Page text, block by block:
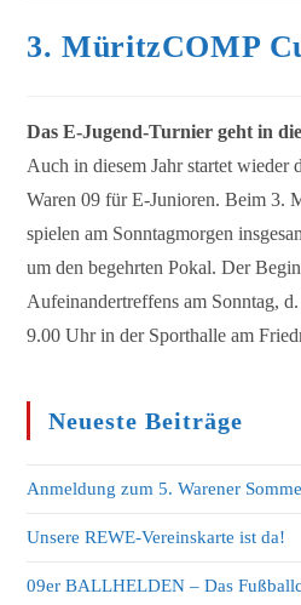
3. MüritzCOMP
Das E-Jugend-Turnier geht in
Auch in diesem Jahr startet wieder
Waren 09 für E-Junioren. Beim 3.
spielen am Sonntagmorgen
um den begehrten Pokal. Der
Aufeinandertreffens am Sonntag,
9.00 Uhr in der Sporthalle am
Neueste Beiträge
Anmeldung zum 5. Warener
Unsere REWE-Vereinskarte ist da!
09er BALLHELDEN – Das